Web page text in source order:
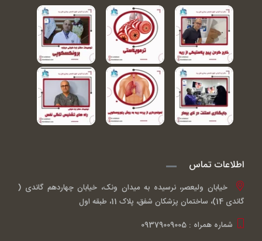
اطلاعات تماس
خیابان ولیعصر، نرسیده به میدان ونک، خیابان چهاردهم گاندی (
گاندی 14)، ساختمان پزشکان شفق، پلاک 11، طبقه اول
شماره همراه : 09379009005